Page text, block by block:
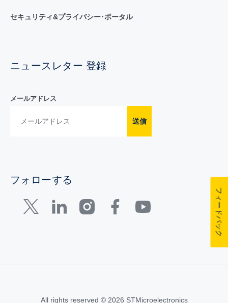
セキュリティ&プライバシー･ポータル
ニュースレター 登録
メールアドレス
送信
フォローする
All rights reserved © 2026 STMicroelectronics
フィードバック